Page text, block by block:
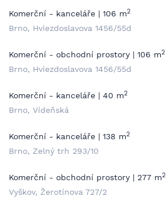
Komerční - kanceláře | 106 m2
Brno, Hviezdoslavova 1456/55d
Komerční - obchodní prostory | 106 m2
Brno, Hviezdoslavova 1456/55d
Komerční - kanceláře | 40 m2
Brno, Vídeňská
Komerční - kanceláře | 138 m2
Brno, Zelný trh 293/10
Komerční - obchodní prostory | 277 m2
Vyškov, Žerotínova 727/2